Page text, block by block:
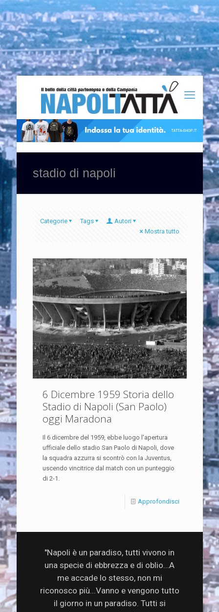
stadio di napoli
Categorie Tags
Autori
Mostra tutto
6 Dicembre 1959 Storia dello
Stadio di Napoli (San Paolo)
oggi Maradona
Il 6 dicembre del 1959, ebbe luogo l'apertura
ufficiale dello stadio San Paolo di Napoli, dove
la squadra azzurra si scontrò con la Juventus,
uscendo vincitrice dal match con un punteggio
di 2-1.
Approfondisci
"Napoli è un paradiso, tutti vivono in
una specie di ebbrezza e di oblio...A
me accade lo stesso, non mi
riconosco più...Vanno e vengono tutto
il giorno in un paradiso. Tutti si